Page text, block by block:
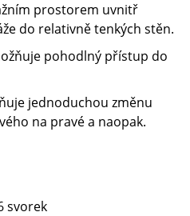
prostorem uvnitř
do relativně tenkých stěn.
pohodlný přístup do
jednoduchou změnu
na pravé a naopak.
svorek